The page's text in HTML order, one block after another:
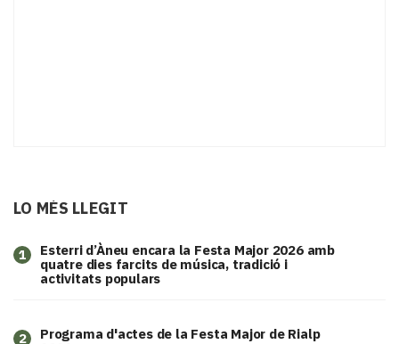
LO MÉS LLEGIT
1
Esterri d’Àneu encara la Festa Major 2026 amb
quatre dies farcits de música, tradició i
activitats populars
2
Programa d'actes de la Festa Major de Rialp